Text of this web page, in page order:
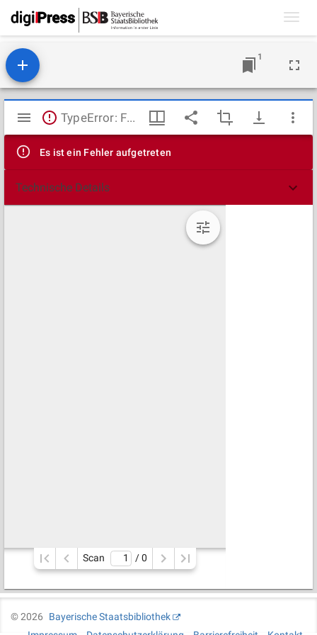
1
Mirador
Viewer
TypeError: Failed to fetch
Es ist ein Fehler aufgetreten
Technische Details
Scan / 0
©2026
Bayerische Staatsbibliothek